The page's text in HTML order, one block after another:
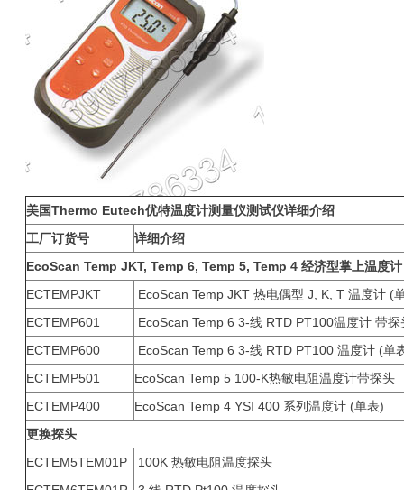
美国Thermo Eutech优特温度计测量仪测试仪详细介绍
工厂订货号
详细介绍
EcoScan Temp JKT, Temp 6, Temp 5, Temp 4 经济型掌上温度计
ECTEMPJKT
EcoScan Temp JKT 热电偶型 J, K, T 温
ECTEMP601
EcoScan Temp 6 3-线 RTD PT100温度计
ECTEMP600
EcoScan Temp 6 3-线 RTD PT100 温度
ECTEMP501
EcoScan Temp 5 100-K热敏电阻温度计带
ECTEMP400
EcoScan Temp 4 YSI 400 系列温度计 (单
更换探头
ECTEM5TEM01P
100K 热敏电阻温度探头